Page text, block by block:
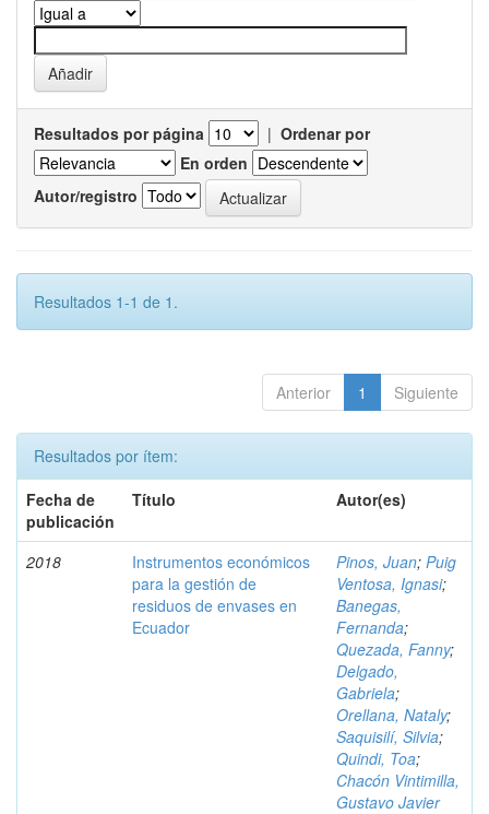
Resultados por página | Ordenar por
En orden
Autor/registro
Resultados 1-1 de 1.
Anterior 1 Siguiente
Resultados por ítem:
Fecha de
publicación
Título Autor(es)
2018
Instrumentos económicos
para la gestión de
residuos de envases en
Ecuador
Pinos, Juan; Puig
Ventosa, Ignasi;
Banegas,
Fernanda;
Quezada, Fanny;
Delgado,
Gabriela;
Orellana, Nataly;
Saquisilí, Silvia;
Quindi, Toa;
Chacón Vintimilla,
Gustavo Javier